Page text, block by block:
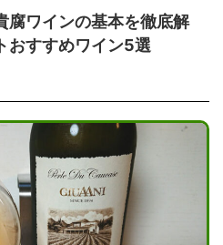
腐ワインの基本を徹底解
おすすめワイン5選